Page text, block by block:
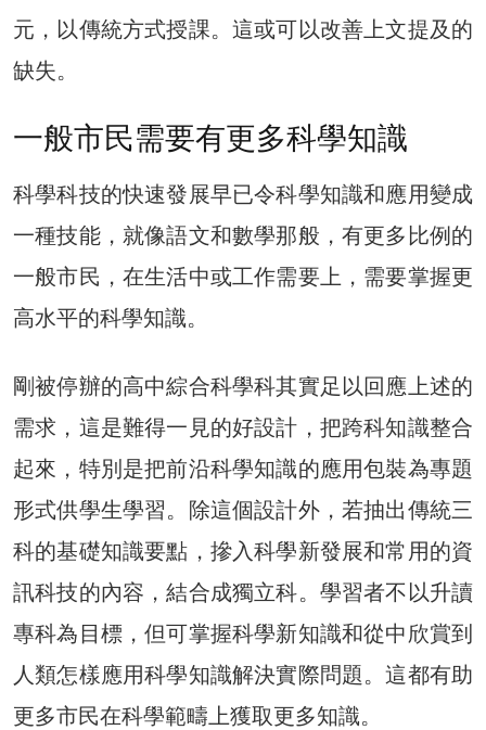
元，以傳統方式授課。這或可以改善上文提及的
缺失。
一般市民需要有更多科學知識
科學科技的快速發展早已令科學知識和應用變成
一種技能，就像語文和數學那般，有更多比例的
一般市民，在生活中或工作需要上，需要掌握更
高水平的科學知識。
剛被停辦的高中綜合科學科其實足以回應上述的
需求，這是難得一見的好設計，把跨科知識整合
起來，特別是把前沿科學知識的應用包裝為專題
形式供學生學習。除這個設計外，若抽出傳統三
科的基礎知識要點，摻入科學新發展和常用的資
訊科技的內容，結合成獨立科。學習者不以升讀
專科為目標，但可掌握科學新知識和從中欣賞到
人類怎樣應用科學知識解決實際問題。這都有助
更多市民在科學範疇上獲取更多知識。